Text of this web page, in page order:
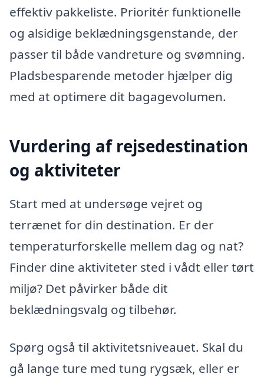
effektiv pakkeliste. Prioritér funktionelle
og alsidige beklædningsgenstande, der
passer til både vandreture og svømning.
Pladsbesparende metoder hjælper dig
med at optimere dit bagagevolumen.
Vurdering af rejsedestination
og aktiviteter
Start med at undersøge vejret og
terrænet for din destination. Er der
temperaturforskelle mellem dag og nat?
Finder dine aktiviteter sted i vådt eller tørt
miljø? Det påvirker både dit
beklædningsvalg og tilbehør.
Spørg også til aktivitetsniveauet. Skal du
gå lange ture med tung rygsæk, eller er